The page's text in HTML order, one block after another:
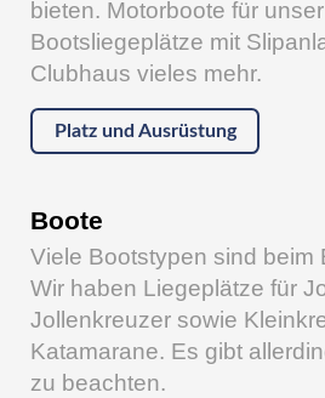
bieten. Motorboote für
Bootsliegeplätze mit
Clubhaus vieles mehr.
Platz und Ausrüstung
Boote
Viele Bootstypen sind beim
Wir haben Liegeplätze für
Jollenkreuzer sowie
Katamarane. Es gibt
zu beachten.